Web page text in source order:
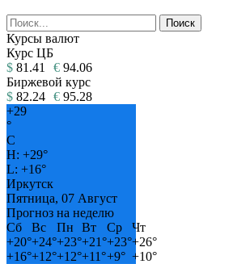
Курсы валют
Курс ЦБ
$ 81.41 € 94.06
Биржевой курс
$ 82.24 € 95.28
+29
°
C
H: +29°
L: +16°
Иркутск
Пятница, 07 Август
Прогноз на неделю
Сб
Вс Пн Вт Ср
Чт
+20°+24°+23°+21°+23°+26°
+16°+12°+12°+11°+9° +10°